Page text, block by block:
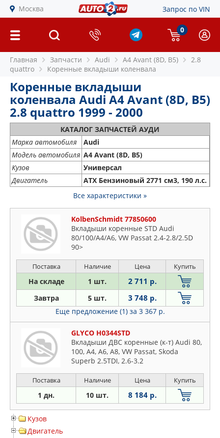
Москва Запрос по VIN
0
Главная Запчасти Audi A4 Avant (8D, B5)
2.8
quattro
Коренные вкладыши коленвала
Коренные вкладыши
коленвала Audi A4 Avant (8D, B5)
2.8 quattro 1999 - 2000
КАТАЛОГ ЗАПЧАСТЕЙ АУДИ
Марка автомобиля
Audi
Модель автомобиля A4 Avant (8D, B5)
Кузов
Универсал
Двигатель
ATX Бензиновый 2771 см3, 190 л.с.
Все характеристики »
KolbenSchmidt 77850600
Вкладыши коренные STD Audi
80/100/A4/A6, VW Passat 2.4-2.8/2.5D
90>
Поставка Наличие Цена Купить
На складе 1 шт. 2 711 р.
Завтра 5 шт. 3 748 р.
Еще предложение (1) за 3 367 р.
GLYCO H0344STD
Вкладыши ДВС коренные (к-т) Audi 80,
100, A4, A6, A8, VW Passat, Skoda
Superb 2.5TDI, 2.6-3.2
Поставка Наличие Цена Купить
1 дн. 10 шт. 8 184 р.
Кузов
Двигатель